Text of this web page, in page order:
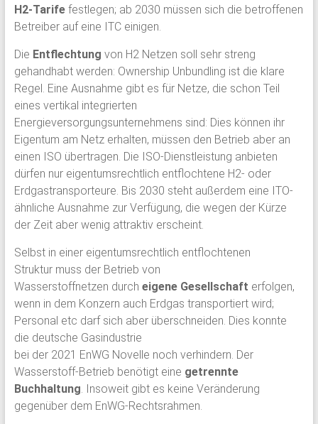
H2-Tarifefestlegen; ab 2030 müssen sich die betroffenen
Betreiber auf eine ITC einigen.
Die Entflechtung von H2 Netzen soll sehr streng
gehandhabt werden: Ownership Unbundling ist die klare
Regel. Eine Ausnahme gibt es für Netze, die schon Teil
eines vertikal integrierten
Energieversorgungsunternehmens sind: Dies können ihr
Eigentum am Netz erhalten, müssen den Betrieb aber an
einen ISO übertragen. Die ISO-Dienstleistung anbieten
dürfen nur eigentumsrechtlich entflochtene H2- oder
Erdgastransporteure. Bis 2030 steht außerdem eine ITO-
ähnliche Ausnahme zur Verfügung, die wegen der Kürze
der Zeit aber wenig attraktiv erscheint.
Selbst in einer eigentumsrechtlich entflochtenen
Struktur muss der Betrieb von
Wasserstoffnetzen durch eigene Gesellschaft erfolgen,
wenn in dem Konzern auch Erdgas transportiert wird;
Personal etc darf sich aber überschneiden. Dies konnte
die deutsche Gasindustrie
bei der 2021 EnWG Novelle noch verhindern. Der
Wasserstoff-Betrieb benötigt eine getrennte
Buchhaltung. Insoweit gibt es keine Veränderung
gegenüber dem EnWG-Rechtsrahmen.